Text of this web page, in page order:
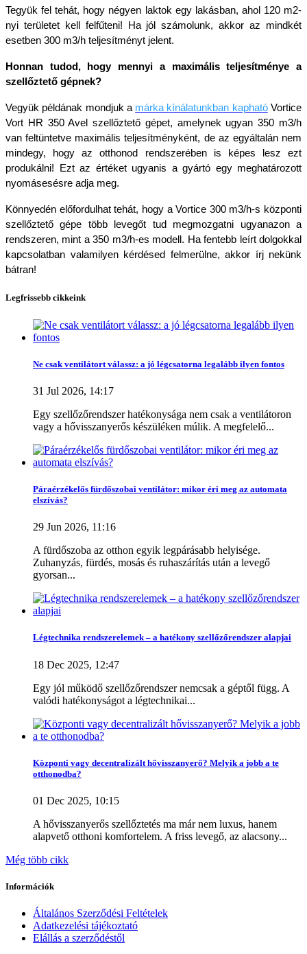
Tegyük fel tehát, hogy négyen laktok egy lakásban, ahol 120 m2-
nyi területet kell felfűteni! Ha jól számolunk, akkor az mindkét
esetben 300 m3/h teljesítményt jelent.
Honnan tudod, hogy mennyi a maximális teljesítménye a
szellőztető gépnek?
Vegyük példának mondjuk a márka kínálatunkban kapható Vortice
Vort HR 350 Avel szellőztető gépet, amelynek ugyan 350 m3/h
van feltüntetve maximális teljesítményként, de az egyáltalán nem
mindegy, hogy az otthonod rendszerében is képes lesz ezt
produkálni! Ezt az értéket ugyanis a gyártó egy meghatározott
nyomásesésre adja meg.
Könnyedén előfordulhat tehát, hogy a Vortice 300 m3/h-s központi
szellőztető gépe több levegőt tud megmozgatni ugyanazon a
rendszeren, mint a 350 m3/h-es modell. Ha fentebb leírt dolgokkal
kapcsolatban valamilyen kérdésed felmerülne, akkor írj nekünk
bátran!
Szűrők törlése
Kategóriák
Hővisszanyerős szellőztető
Központi hővisszanyerős szellőztető készülék 5
Decentralizált szellőztető készülék (egyhelyiséges)
Több.. Kevesebb
Termékek megtekintése10
Legfrissebb cikkeink
Ne csak ventilátort válassz: a jó légcsatorna legalább ilyen fontos
31 Jul 2026, 14:17
Egy szellőzőrendszer hatékonysága nem csak a ventilátoron
vagy a hővisszanyerős készüléken múlik. A megfelelő...
Páraérzékelős fürdőszobai ventilátor: mikor éri meg az automata
elszívás?
29 Jun 2026, 11:16
A fürdőszoba az otthon egyik legpárásabb helyisége.
Zuhanyzás, fürdés, mosás és ruhaszárítás után a levegő
gyorsan...
Légtechnika rendszerelemek – a hatékony szellőzőrendszer alapjai
18 Dec 2025, 12:47
Egy jól működő szellőzőrendszer nemcsak a géptől függ. A
valódi hatékonyságot a légtechnikai...
Központi vagy decentralizált hővisszanyerő? Melyik a jobb a te
otthonodba?
01 Dec 2025, 10:15
A hővisszanyerős szellőztetés ma már nem luxus, hanem
alapvető otthoni komfortelem. A friss levegő, az alacsony...
Még több cikk
Információk
Általános Szerződési Feltételek
Adatkezelési tájékoztató
Elállás a szerződéstől